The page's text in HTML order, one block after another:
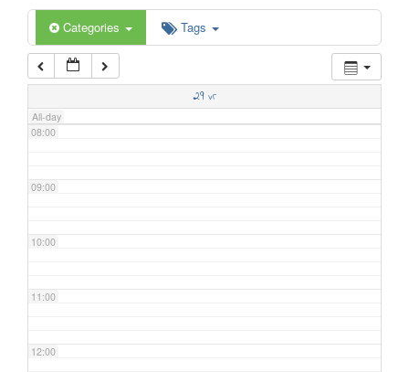
Categories Tags
29 vr
All-day
06:00
07:00
08:00
09:00
10:00
11:00
12:00